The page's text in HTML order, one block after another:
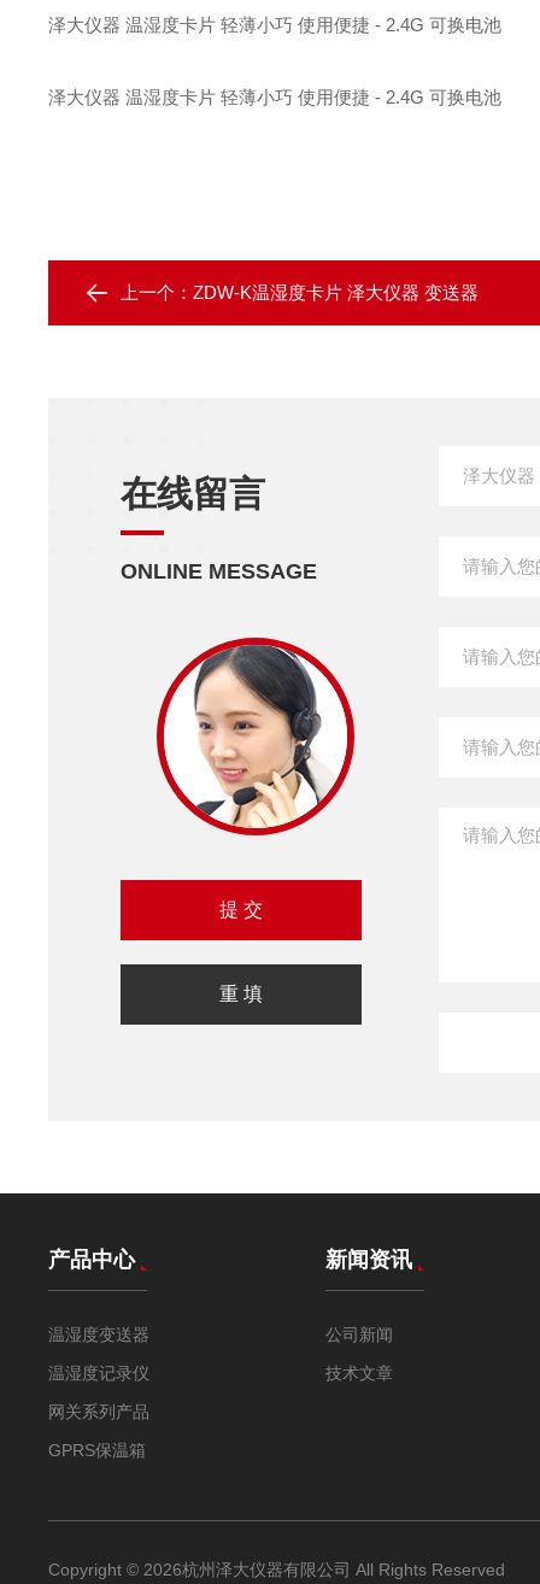
泽大仪器 温湿度卡片 轻薄小巧 使用便捷 - 2.4G 可换电池
泽大仪器 温湿度卡片 轻薄小巧 使用便捷 - 2.4G 可换电池
上一个： ZDW-K温湿度卡片 泽大仪器 变送器
在线留言
ONLINE MESSAGE
产品中心
温湿度变送器
温湿度记录仪
网关系列产品
GPRS保温箱
新闻资讯
公司新闻
技术文章
Copyright © 2026杭州泽大仪器有限公司 All Rights Reserved